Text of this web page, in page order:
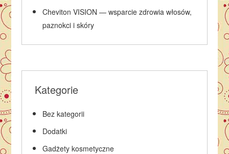
Cheviton VISION — wsparcie zdrowia włosów,
paznokci i skóry
Kategorie
Bez kategorii
Dodatki
Gadżety kosmetyczne